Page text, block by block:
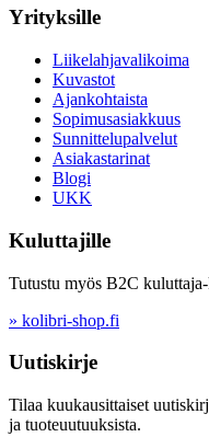
Yrityksille
Liikelahjavalikoima
Kuvastot
Ajankohtaista
Sopimusasiakkuus
Sunnittelupalvelut
Asiakastarinat
Blogi
UKK
Kuluttajille
Tutustu myös B2C
» kolibri-shop.fi
Uutiskirje
Tilaa kuukausittaiset
ja tuoteuutuuksista.